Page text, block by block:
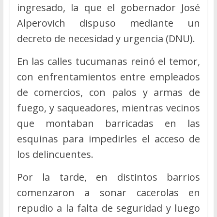
ingresado, la que el gobernador José
Alperovich dispuso mediante un
decreto de necesidad y urgencia (DNU).
En las calles tucumanas reinó el temor,
con enfrentamientos entre empleados
de comercios, con palos y armas de
fuego, y saqueadores, mientras vecinos
que montaban barricadas en las
esquinas para impedirles el acceso de
los delincuentes.
Por la tarde, en distintos barrios
comenzaron a sonar cacerolas en
repudio a la falta de seguridad y luego